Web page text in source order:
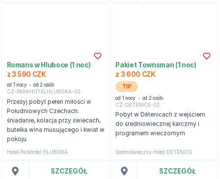
Romans w Hluboce (1 noc)
z 3 590 CZK
od 1 nocy
od 2 osób
CZ-PARKHOTELHLUBOKA-02
Przeżyj pobyt pełen miłości w
Południowych Czechach:
śniadanie, kolacja przy świecach,
butelka wina musującego i kwiat w
pokoju
Hotel Parkhotel HLUBOKÁ
SZCZEGÓŁ
Pakiet Townsman (1 noc)
z 3 600 CZK
TIP
od 1 nocy
od 2 osób
CZ-DETENICE-02
Pobyt w Dětenicach z wejściem
do średniowiecznej karczmy i
programem wieczornym
Średniowieczny Hotel DĚTENICE
SZCZEGÓŁ